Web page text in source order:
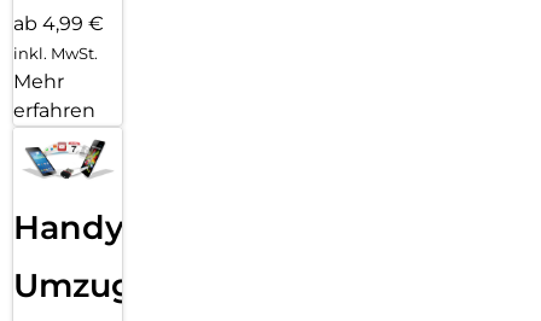
ab 4,99 €
inkl. MwSt.
Mehr
erfahren
Handy
Umzug